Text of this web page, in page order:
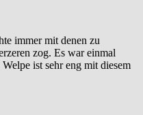
immer mit denen zu
zog. Es war einmal
ist sehr eng mit diesem